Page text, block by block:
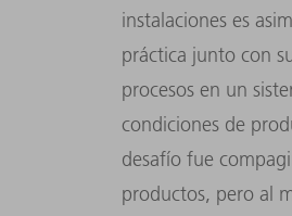
instalaciones es
práctica junto con
procesos en un
condiciones de
desafío fue
productos, pero al